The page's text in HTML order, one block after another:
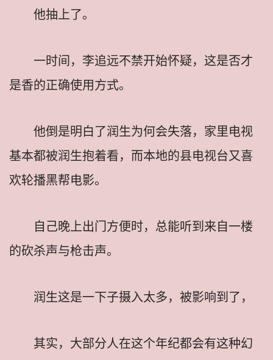
他抽上了。
一时间，李追远不禁开始怀疑，这是否才
是香的正确使用方式。
他倒是明白了润生为何会失落，家里电视
基本都被润生抱着看，而本地的县电视台又喜
欢轮播黑帮电影。
自己晚上出门方便时，总能听到来自一楼
的砍杀声与枪击声。
润生这是一下子摄入太多，被影响到了，
其实，大部分人在这个年纪都会有这种幻